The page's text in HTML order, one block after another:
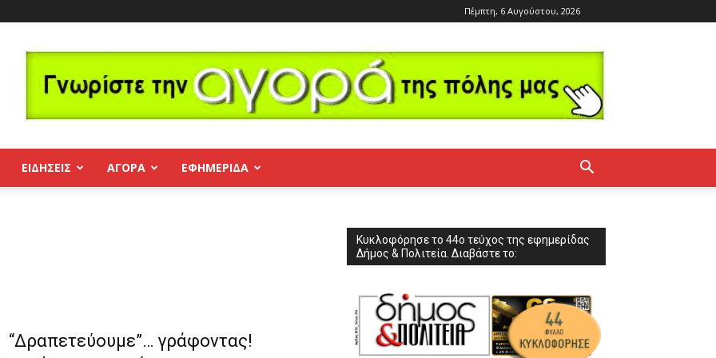
Πέμπτη, 6 Αυγούστου, 2026
ΕΙΔΗΣΕΙΣ ΑΓΟΡΑ ΕΦΗΜΕΡΊΔΑ
“Δραπετεύουμε”… γράφοντας!
Κυκλοφόρησε το 44ο τεύχος της εφημερίδας
Δήμος & Πολιτεία. Διαβάστε το: